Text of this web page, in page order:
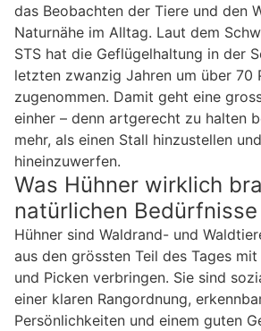
das Beobachten der Tiere und den
Naturnähe im Alltag. Laut dem
STS hat die Geflügelhaltung in der
letzten zwanzig Jahren um über 70
zugenommen. Damit geht eine
einher – denn artgerecht zu halten
mehr, als einen Stall hinzustellen
hineinzuwerfen.
Was Hühner wirklich
natürlichen Bedürfnisse
Hühner sind Waldrand- und
aus den grössten Teil des Tages mit
und Picken verbringen. Sie sind
einer klaren Rangordnung,
Persönlichkeiten und einem guten